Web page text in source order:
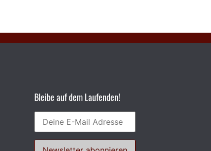
Bleibe auf dem Laufenden!